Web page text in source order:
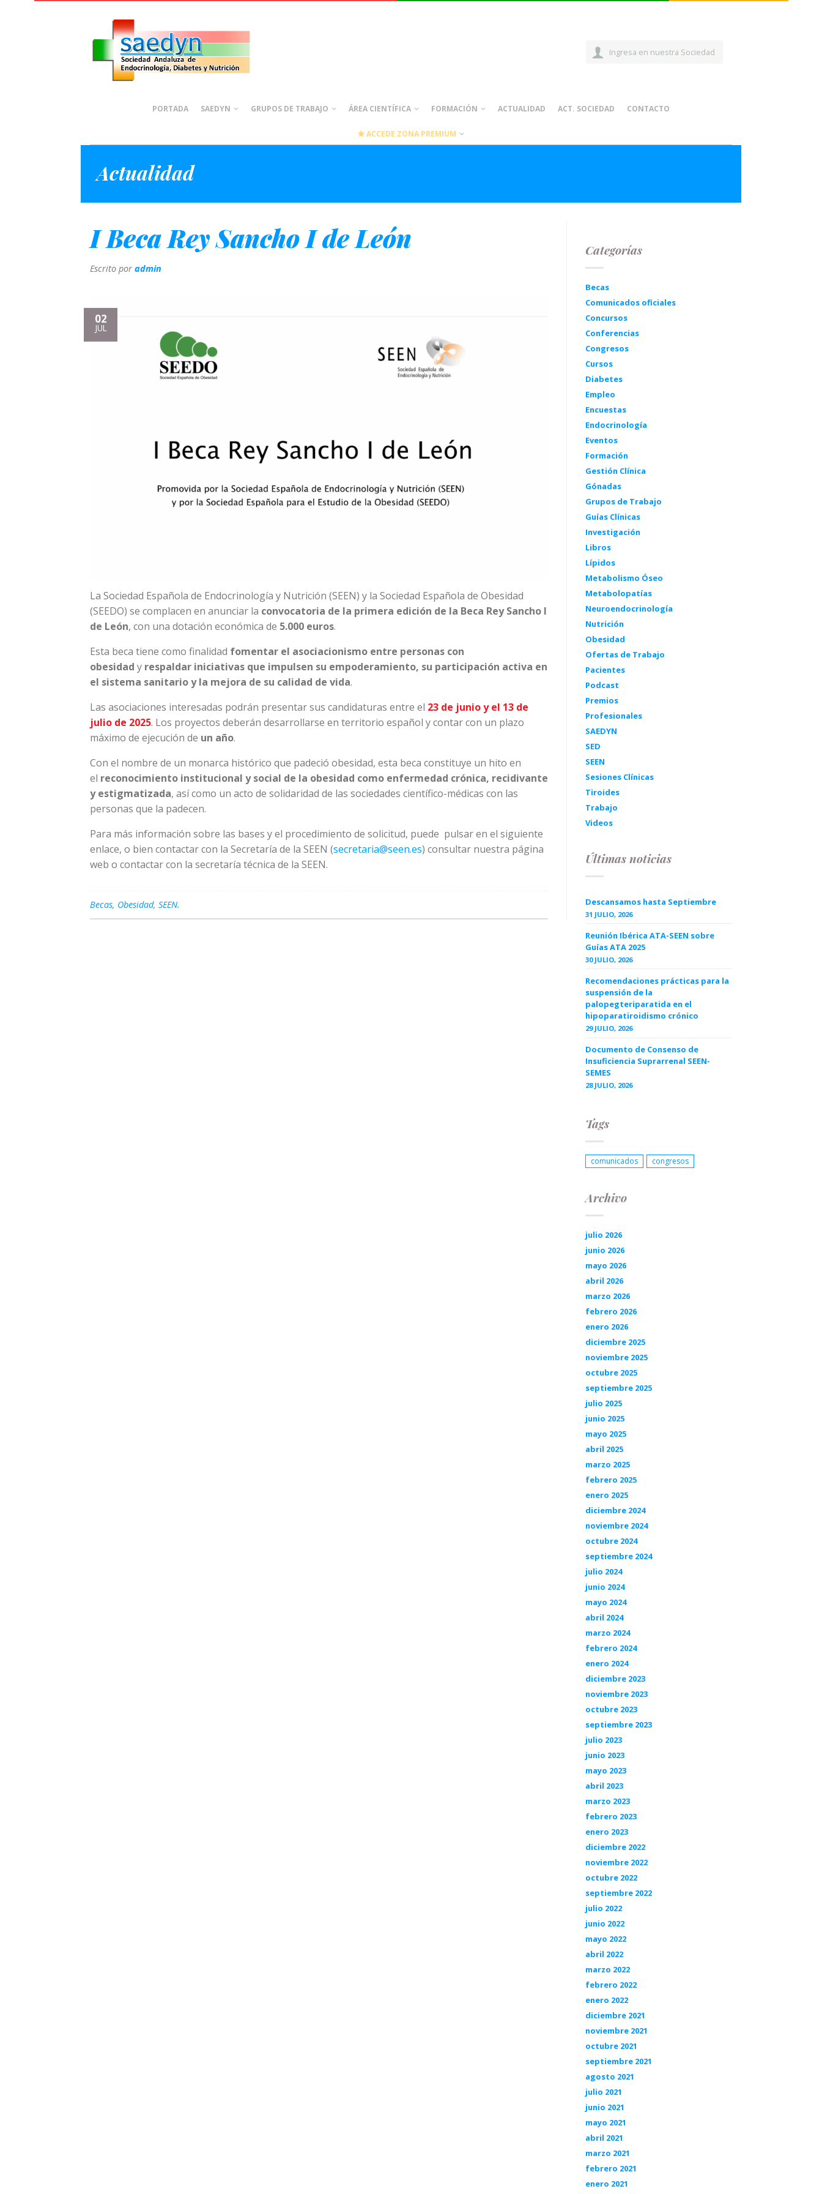
Ingresa en nuestra Sociedad
PORTADA SAEDYN GRUPOS DE TRABAJO ÁREA CIENTÍFICA FORMACIÓN ACTUALIDAD ACT. SOCIEDAD CONTACTO
ACCEDE ZONA PREMIUM
Actualidad
I Beca Rey Sancho I de León
Escrito por admin
02
JUL
La Sociedad Española de Endocrinología y Nutrición (SEEN) y la Sociedad Española de Obesidad
(SEEDO) se complacen en anunciar la convocatoria de la primera edición de la Beca Rey Sancho I
de León, con una dotación económica de 5.000 euros.
Esta beca tiene como finalidad fomentar el asociacionismo entre personas con
obesidad y respaldar iniciativas que impulsen su empoderamiento, su participación activa en
el sistema sanitario y la mejora de su calidad de vida.
Las asociaciones interesadas podrán presentar sus candidaturas entre el 23 de junio y el 13 de
julio de 2025. Los proyectos deberán desarrollarse en territorio español y contar con un plazo
máximo de ejecución de un año.
Con el nombre de un monarca histórico que padeció obesidad, esta beca constituye un hito en
el reconocimiento institucional y social de la obesidad como enfermedad crónica, recidivante
y estigmatizada, así como un acto de solidaridad de las sociedades científico-médicas con las
personas que la padecen.
Para más información sobre las bases y el procedimiento de solicitud, puede pulsar en el siguiente
enlace, o bien contactar con la Secretaría de la SEEN (secretaria@seen.es) consultar nuestra página
web o contactar con la secretaría técnica de la SEEN.
Becas, Obesidad, SEEN.
Categorías
Becas
Comunicados oficiales
Concursos
Conferencias
Congresos
Cursos
Diabetes
Empleo
Encuestas
Endocrinología
Eventos
Formación
Gestión Clínica
Gónadas
Grupos de Trabajo
Guías Clínicas
Investigación
Libros
Lípidos
Metabolismo Óseo
Metabolopatías
Neuroendocrinología
Nutrición
Obesidad
Ofertas de Trabajo
Pacientes
Podcast
Premios
Profesionales
SAEDYN
SED
SEEN
Sesiones Clínicas
Tiroides
Trabajo
Videos
Últimas noticias
Descansamos hasta Septiembre
31 JULIO, 2026
Reunión Ibérica ATA-SEEN sobre
Guías ATA 2025
30 JULIO, 2026
Recomendaciones prácticas para la
suspensión de la
palopegteriparatida en el
hipoparatiroidismo crónico
29 JULIO, 2026
Documento de Consenso de
Insuficiencia Suprarrenal SEEN-
SEMES
28 JULIO, 2026
Tags
comunicados congresos
Archivo
julio 2026
junio 2026
mayo 2026
abril 2026
marzo 2026
febrero 2026
enero 2026
diciembre 2025
noviembre 2025
octubre 2025
septiembre 2025
julio 2025
junio 2025
mayo 2025
abril 2025
marzo 2025
febrero 2025
enero 2025
diciembre 2024
noviembre 2024
octubre 2024
septiembre 2024
julio 2024
junio 2024
mayo 2024
abril 2024
marzo 2024
febrero 2024
enero 2024
diciembre 2023
noviembre 2023
octubre 2023
septiembre 2023
julio 2023
junio 2023
mayo 2023
abril 2023
marzo 2023
febrero 2023
enero 2023
diciembre 2022
noviembre 2022
octubre 2022
septiembre 2022
julio 2022
junio 2022
mayo 2022
abril 2022
marzo 2022
febrero 2022
enero 2022
diciembre 2021
noviembre 2021
octubre 2021
septiembre 2021
agosto 2021
julio 2021
junio 2021
mayo 2021
abril 2021
marzo 2021
febrero 2021
enero 2021